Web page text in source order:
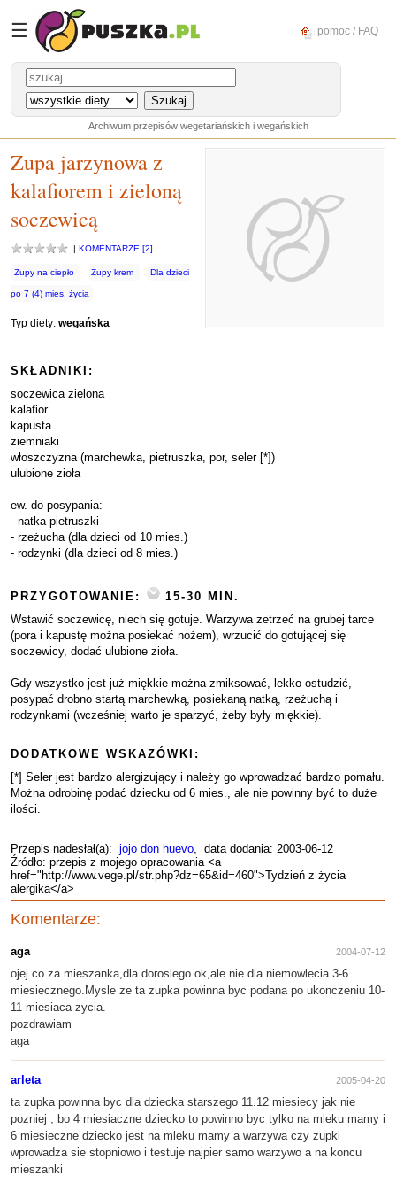
☰ pomoc / FAQ
Archiwum przepisów wegetariańskich i wegańskich
Zupa jarzynowa z
kalafiorem i zieloną
soczewicą
| KOMENTARZE [2]
Zupy na ciepło Zupy krem Dla dzieci
po 7 (4) mies. życia
Typ diety: wegańska
SKŁADNIKI:
soczewica zielona
kalafior
kapusta
ziemniaki
włoszczyzna (marchewka, pietruszka, por, seler [*])
ulubione zioła
ew. do posypania:
- natka pietruszki
- rzeżucha (dla dzieci od 10 mies.)
- rodzynki (dla dzieci od 8 mies.)
PRZYGOTOWANIE:
15-30 MIN.
Wstawić soczewicę, niech się gotuje. Warzywa zetrzeć na grubej tarce
(pora i kapustę można posiekać nożem), wrzucić do gotującej się
soczewicy, dodać ulubione zioła.
Gdy wszystko jest już miękkie można zmiksować, lekko ostudzić,
posypać drobno startą marchewką, posiekaną natką, rzeżuchą i
rodzynkami (wcześniej warto je sparzyć, żeby były miękkie).
DODATKOWE WSKAZÓWKI:
[*] Seler jest bardzo alergizujący i należy go wprowadzać bardzo pomału.
Można odrobinę podać dziecku od 6 mies., ale nie powinny być to duże
ilości.
Przepis nadesłał(a): jojo don huevo, data dodania: 2003-06-12
Źródło: przepis z mojego opracowania <a
href="http://www.vege.pl/str.php?dz=65&id=460">Tydzień z życia
alergika</a>
Komentarze:
aga 2004-07-12
ojej co za mieszanka,dla doroslego ok,ale nie dla niemowlecia 3-6
miesiecznego.Mysle ze ta zupka powinna byc podana po ukonczeniu 10-
11 miesiaca zycia.
pozdrawiam
aga
arleta 2005-04-20
ta zupka powinna byc dla dziecka starszego 11.12 miesiecy jak nie
pozniej , bo 4 miesiaczne dziecko to powinno byc tylko na mleku mamy i
6 miesieczne dziecko jest na mleku mamy a warzywa czy zupki
wprowadza sie stopniowo i testuje najpier samo warzywo a na koncu
mieszanki